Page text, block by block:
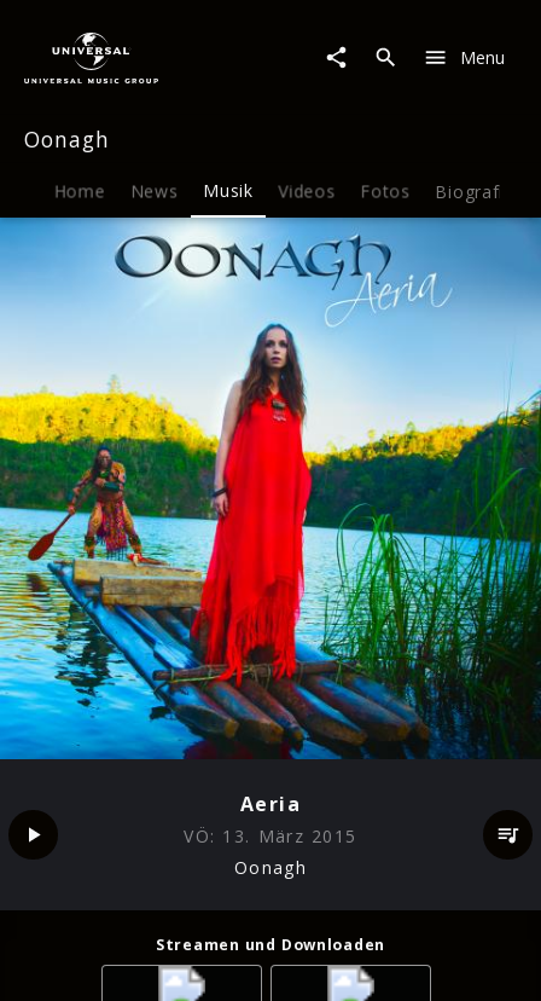
Menu
Oonagh
Home News Musik Videos Fotos Biografie
Aeria
VÖ: 13. März 2015
Oonagh
Streamen und Downloaden